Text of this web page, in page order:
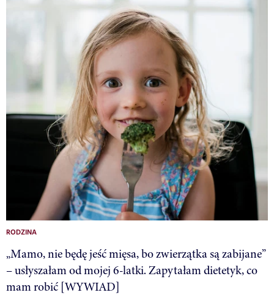
RODZINA
„Mamo, nie będę jeść mięsa, bo zwierzątka są zabijane”
– usłyszałam od mojej 6-latki. Zapytałam dietetyk, co
mam robić [WYWIAD]